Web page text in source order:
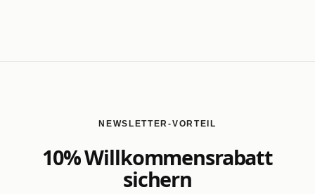
NEWSLETTER-VORTEIL
10% Willkommensrabatt
sichern